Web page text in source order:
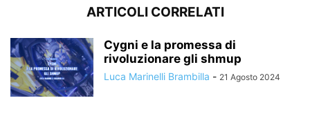
ARTICOLI CORRELATI
Cygni e la promessa di
rivoluzionare gli shmup
Luca Marinelli Brambilla - 21 Agosto 2024